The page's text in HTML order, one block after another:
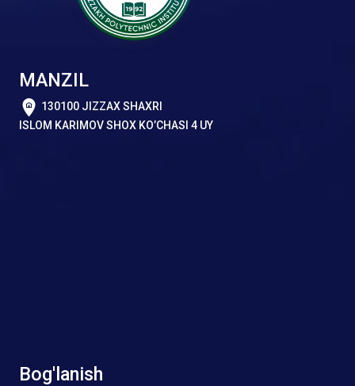
MANZIL
130100 JIZZAX SHAXRI
ISLOM KARIMOV SHOX KO’CHASI 4 UY
Bog'lanish